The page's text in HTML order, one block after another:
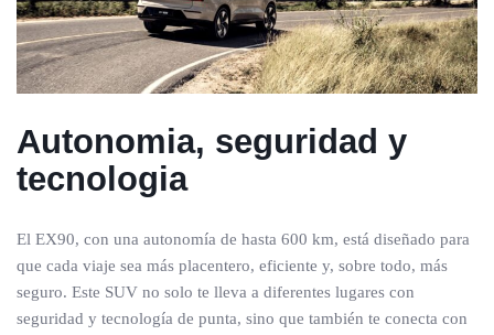
Autonomia, seguridad y
tecnologia
El EX90, con una autonomía de hasta 600 km, está diseñado para
que cada viaje sea más placentero, eficiente y, sobre todo, más
seguro. Este SUV no solo te lleva a diferentes lugares con
seguridad y tecnología de punta, sino que también te conecta con